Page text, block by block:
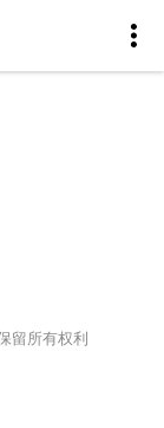
留所有权利